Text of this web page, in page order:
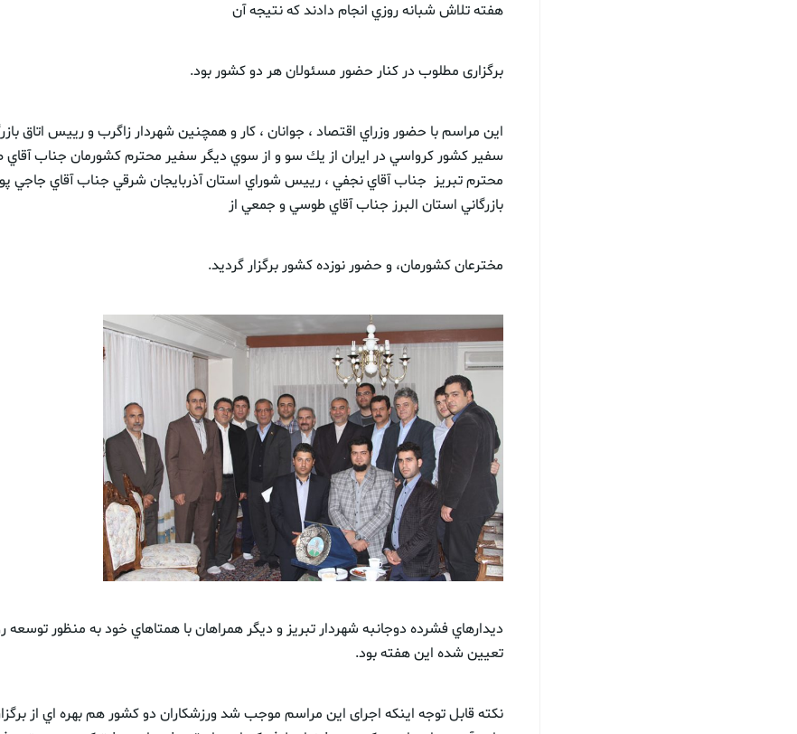
هفته تلاش شبانه روزي انجام دادند که نتیجه آن
برگزاری مطلوب در کنار حضور مسئولان هر دو کشور بود.
اين مراسم با حضور وزراي اقتصاد ، جوانان ، كار و همچنين شهردار زاگرب و رييس اتاق
سفير كشور كرواسي در ايران از يك سو و از سوي ديگر سفير محترم كشورمان جناب آقاي
محترم تبريز جناب آقاي نجفي ، رييس شوراي استان آذربايجان شرقي جناب آقاي جاجي
بازرگاني استان البرز جناب آقاي طوسي و جمعي از
مخترعان كشورمان، و حضور نوزده كشور برگزار گرديد.
ديدارهاي فشرده دوجانبه شهردار تبريز و ديگر همراهان با همتاهاي خود به منظور توسعه
تعيين شده اين هفته بود.
نکته قابل توجه اینکه اجرای اين مراسم موجب شد ورزشکاران دو کشور هم بهره اي از